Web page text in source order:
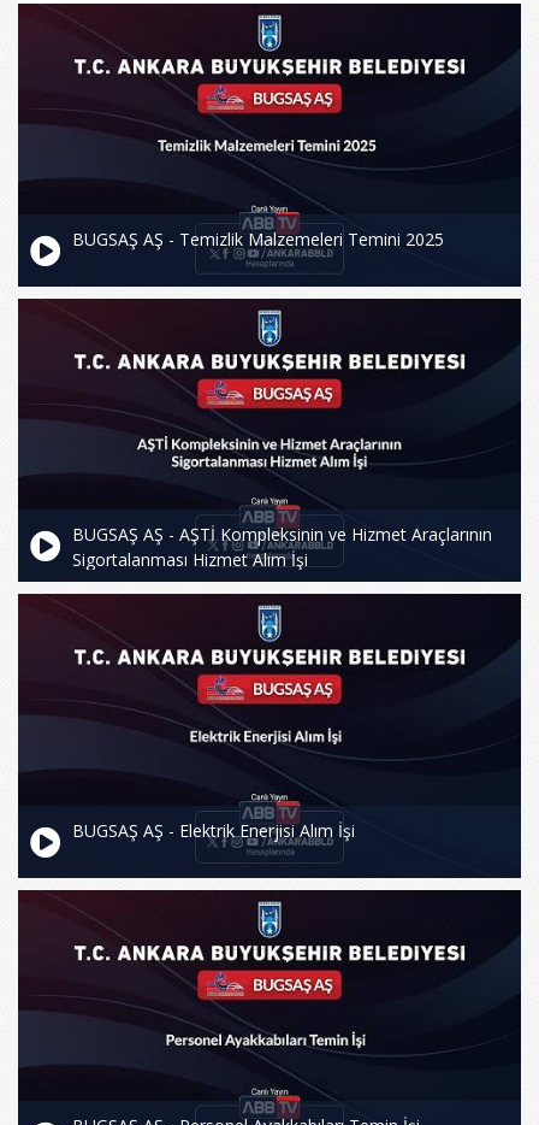
BUGSAŞ AŞ - Temizlik Malzemeleri Temini 2025
BUGSAŞ AŞ - AŞTİ Kompleksinin ve Hizmet Araçlarının
Sigortalanması Hizmet Alım İşi
BUGSAŞ AŞ - Elektrik Enerjisi Alım İşi